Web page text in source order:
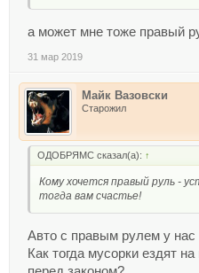
а может мне тоже правый
31 мар 2019
Майк Вазовски
Старожил
ОДОБРЯМС сказал(а): ↑
Кому хочется правый руль -
тогда вам счастье!
Авто с правым рулем у нас
Как тогда мусорки ездят